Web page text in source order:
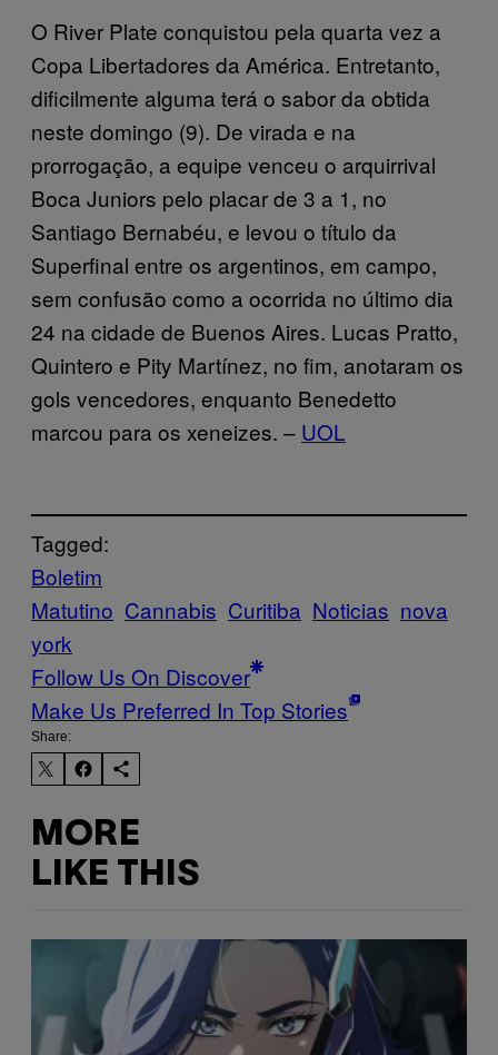
O River Plate conquistou pela quarta vez a
Copa Libertadores da América. Entretanto,
dificilmente alguma terá o sabor da obtida
neste domingo (9). De virada e na
prorrogação, a equipe venceu o arquirrival
Boca Juniors pelo placar de 3 a 1, no
Santiago Bernabéu, e levou o título da
Superfinal entre os argentinos, em campo,
sem confusão como a ocorrida no último dia
24 na cidade de Buenos Aires. Lucas Pratto,
Quintero e Pity Martínez, no fim, anotaram os
gols vencedores, enquanto Benedetto
marcou para os xeneizes. – UOL
Tagged:
Boletim
Matutino Cannabis Curitiba Noticias nova
york
Follow Us On Discover
Make Us Preferred In Top Stories
Share:
MORE
LIKE THIS